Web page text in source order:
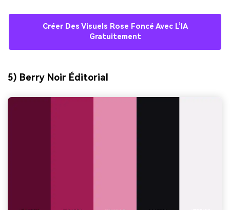
Créer Des Visuels Rose Foncé Avec L’IA
Gratuitement
5) Berry Noir Éditorial